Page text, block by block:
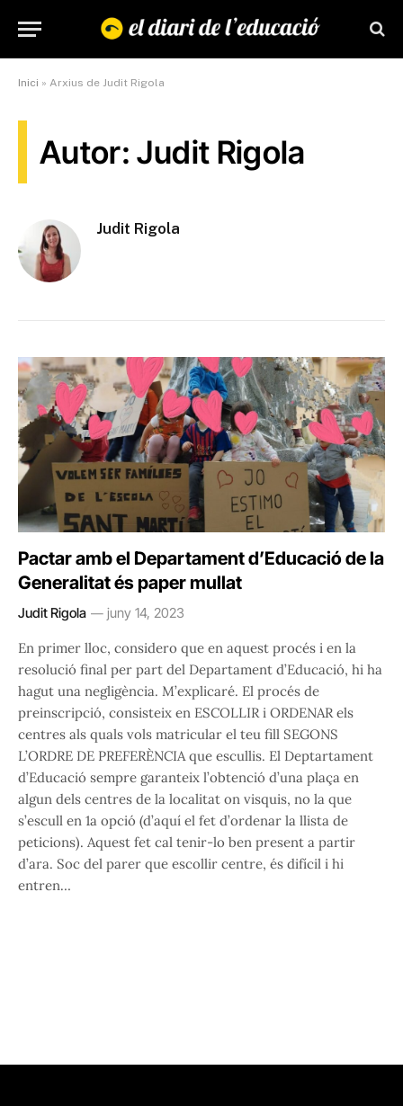
Inici » Arxius de Judit Rigola
Autor: Judit Rigola
Judit Rigola
Pactar amb el Departament d’Educació de la
Generalitat és paper mullat
Judit Rigola juny 14, 2023
En primer lloc, considero que en aquest procés i en la
resolució final per part del Departament d’Educació, hi ha
hagut una negligència. M’explicaré. El procés de
preinscripció, consisteix en ESCOLLIR i ORDENAR els
centres als quals vols matricular el teu fill SEGONS
L’ORDRE DE PREFERÈNCIA que escullis. El Deptartament
d’Educació sempre garanteix l’obtenció d’una plaça en
algun dels centres de la localitat on visquis, no la que
s’escull en 1a opció (d’aquí el fet d’ordenar la llista de
peticions). Aquest fet cal tenir-lo ben present a partir
d’ara. Soc del parer que escollir centre, és difícil i hi
entren…